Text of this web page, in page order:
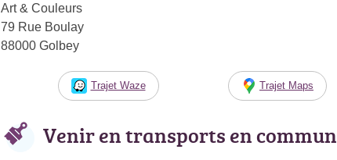
Art & Couleurs
79 Rue Boulay
88000 Golbey
Trajet Waze Trajet Maps
Venir en transports en commun